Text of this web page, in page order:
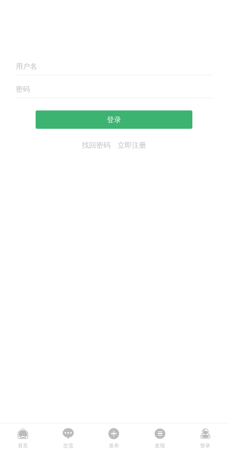
登录
找回密码 立即注册
首页 交流 发布 发现 登录